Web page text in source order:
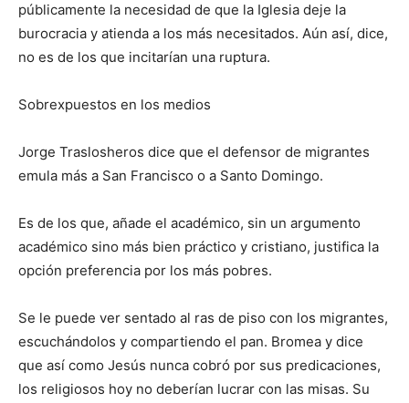
públicamente la necesidad de que la Iglesia deje la
burocracia y atienda a los más necesitados. Aún así, dice,
no es de los que incitarían una ruptura.
Sobrexpuestos en los medios
Jorge Traslosheros dice que el defensor de migrantes
emula más a San Francisco o a Santo Domingo.
Es de los que, añade el académico, sin un argumento
académico sino más bien práctico y cristiano, justifica la
opción preferencia por los más pobres.
Se le puede ver sentado al ras de piso con los migrantes,
escuchándolos y compartiendo el pan. Bromea y dice
que así como Jesús nunca cobró por sus predicaciones,
los religiosos hoy no deberían lucrar con las misas. Su